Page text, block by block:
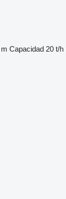
Capacidad 20 t/h